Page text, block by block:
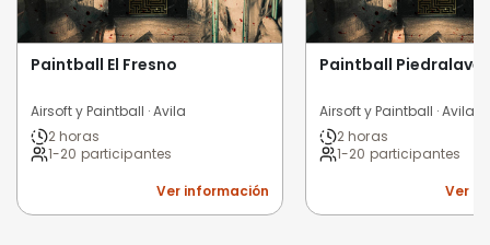
Paintball El Fresno
Airsoft y Paintball · Avila
2 horas
1-20 participantes
Ver información
Paintball Piedralaves
Airsoft y Paintball · Avila
2 horas
1-20 participantes
Ver